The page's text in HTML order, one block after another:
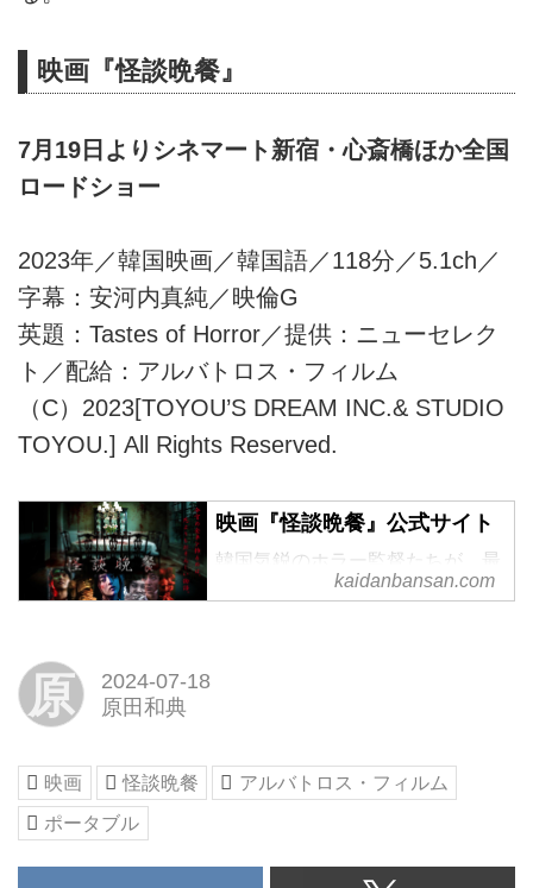
映画『怪談晩餐』
7月19日よりシネマート新宿・心斎橋ほか全国
ロードショー
2023年／韓国映画／韓国語／118分／5.1ch／
字幕：安河内真純／映倫G
英題：Tastes of Horror／提供：ニューセレク
ト／配給：アルバトロス・フィルム
（C）2023[TOYOU’S DREAM INC.& STUDIO
TOYOU.] All Rights Reserved.
映画『怪談晩餐』公式サイト
韓国気鋭のホラー監督たちが、最
恐ウェブトゥーンを映画化
kaidanbansan.com
原
2024-07-18
原田和典
映画 怪談晩餐
アルバトロス・フィルム
ポータブル